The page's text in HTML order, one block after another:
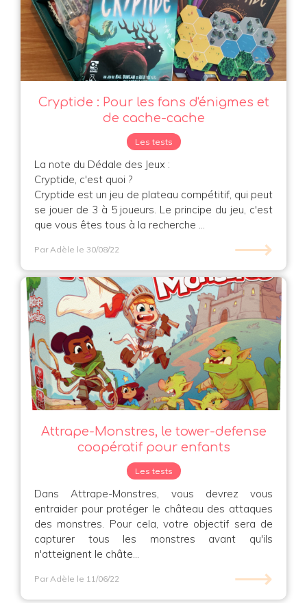
Cryptide : Pour les fans d'énigmes et
de cache-cache
Les tests
La note du Dédale des Jeux :
Cryptide, c'est quoi ?
Cryptide est un jeu de plateau compétitif, qui peut
se jouer de 3 à 5 joueurs. Le principe du jeu, c'est
que vous êtes tous à la recherche ...
Par Adèle le 30/08/22 ⟶
Attrape-Monstres, le tower-defense
coopératif pour enfants
Les tests
Dans Attrape-Monstres, vous devrez vous
entraider pour protéger le château des attaques
des monstres. Pour cela, votre objectif sera de
capturer tous les monstres avant qu'ils
n'atteignent le châte...
Par Adèle le 11/06/22 ⟶